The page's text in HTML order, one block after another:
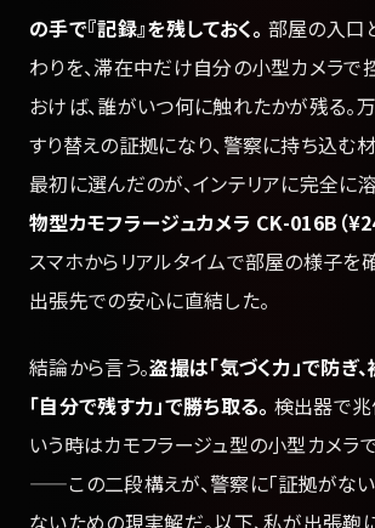
の手で『記録』を残しておく。 部屋の入口
わりを、滞在中だけ自分の小型カメラで
おけば、誰がいつ何に触れたかが残る。
すり替えの証拠になり、警察に持ち込む
最初に選んだのが、インテリアに完全に
物型カモフラージュカメラ CK-016B（
スマホからリアルタイムで部屋の様子を
出張先での安心に直結した。
結論から言う。盗撮は「気づく力」で防ぎ
「自分で残す力」で勝ち取る。 検出器で兆
いう時はカモフラージュ型の小型カメラ
——この二段構えが、警察に「証拠がな
ないための現実解だ。以下、私が出張鞄